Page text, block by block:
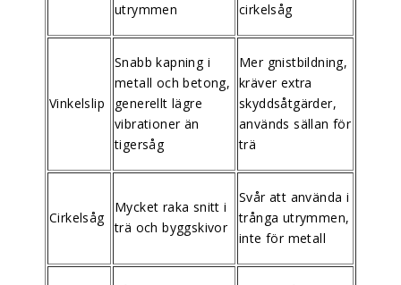
utrymmen
cirkelsåg
Vinkelslip
Snabb kapning i
metall och betong,
generellt lägre
vibrationer än
tigersåg
Mer gnistbildning,
kräver extra
skyddsåtgärder,
används sällan för
trä
Cirkelsåg
Mycket raka snitt i
trä och byggskivor
Svår att använda i
trånga utrymmen,
inte för metall